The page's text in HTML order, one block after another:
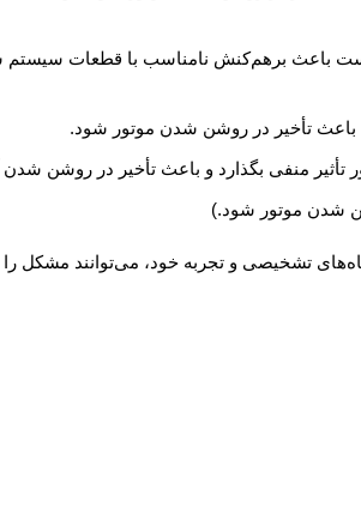
باعث برهم‌کنش نامناسب با قطعات
تأخیر در روشن شدن موتور شود.
منفی بگذارد و باعث تأخیر در روشن
شدن موتور شود.)
تشخیصی و تجربه خود، می‌توانند مشکل را